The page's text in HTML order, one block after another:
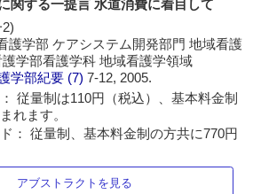
関する一提言 水道消費に着目して
護学部 ケアシステム開発部門 地域看護
学部看護学科 地域看護学領域
学部紀要 (7)7-12, 2005.
従量制は110円（税込）、基本料金制
れます。
： 従量制、基本料金制の方共に770円
アブストラクトを見る